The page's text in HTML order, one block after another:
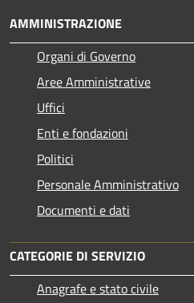
AMMINISTRAZIONE
Organi di Governo
Aree Amministrative
Uffici
Enti e fondazioni
Politici
Personale Amministrativo
Documenti e dati
CATEGORIE DI SERVIZIO
Anagrafe e stato civile